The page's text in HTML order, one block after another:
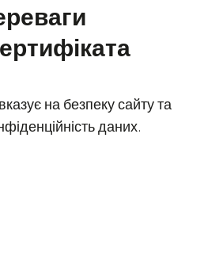
на безпеку сайту та
даних.